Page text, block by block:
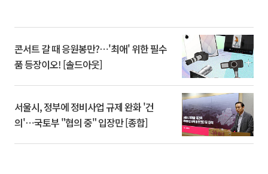
콘서트 갈 때 응원봉만?⋯'최애' 위한 필수
품 등장이오! [솔드아웃]
서울시, 정부에 정비사업 규제 완화 '건
의'⋯국토부 "협의 중" 입장만 [종합]